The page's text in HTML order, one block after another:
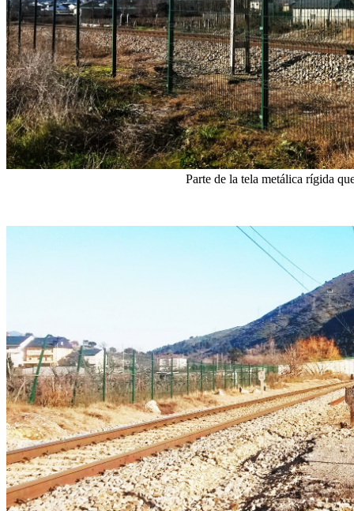
Parte de la tela metálica rígida